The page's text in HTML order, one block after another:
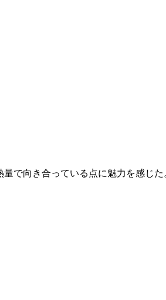
で向き合っている点に魅力を感じ